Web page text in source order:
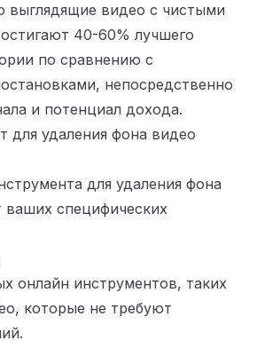
выглядящие видео с чистыми
40-60% лучшего
по сравнению с
непосредственно
и потенциал дохода.
для удаления фона видео
для удаления фона
ваших специфических
онлайн инструментов, таких
которые не требуют